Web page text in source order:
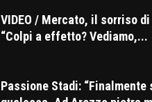
VIDEO / Mercato, il sorriso
“Colpi a effetto? Vediamo,...
Passione Stadi: “Finalmente